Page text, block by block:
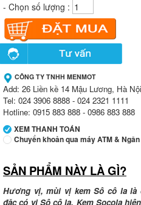
- Chọn số lượng :
CÔNG TY TNHH MENMOT
Add: 26 Liền kề 14 Mậu Lương, Hà Nội
Tel: 024 3906 8888 - 024 2321 1111
Hotline: 0915 883 888 - 0986 883 888
XEM THANH TOÁN
Chuyển khoản qua máy ATM &
Ngân hàng Ngoại
Chi nhánh:
Chủ TK:
Số TK:
SẢN PHẨM NÀY LÀ GÌ?
Hương vị, mùi vị kem Sô cô la là
đặc có vị Sô cô la. Kem Socola